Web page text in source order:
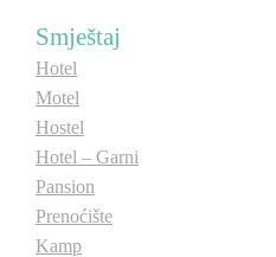
Smještaj
Hotel
Motel
Hostel
Hotel – Garni
Pansion
Prenoćište
Kamp